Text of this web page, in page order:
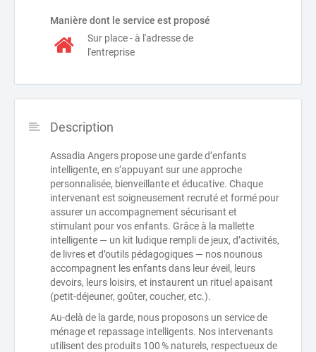
Manière dont le service est proposé
Sur place - à l'adresse de
l'entreprise
Description
Assadia Angers propose une garde d’enfants
intelligente, en s’appuyant sur une approche
personnalisée, bienveillante et éducative. Chaque
intervenant est soigneusement recruté et formé pour
assurer un accompagnement sécurisant et
stimulant pour vos enfants. Grâce à la mallette
intelligente — un kit ludique rempli de jeux, d’activités,
de livres et d’outils pédagogiques — nos nounous
accompagnent les enfants dans leur éveil, leurs
devoirs, leurs loisirs, et instaurent un rituel apaisant
(petit-déjeuner, goûter, coucher, etc.).
Au-delà de la garde, nous proposons un service de
ménage et repassage intelligents. Nos intervenants
utilisent des produits 100 % naturels, respectueux de